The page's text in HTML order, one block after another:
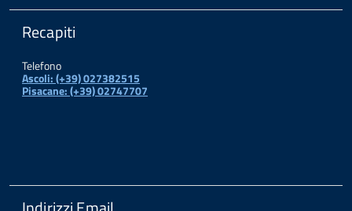
Recapiti
Telefono
Ascoli: (+39) 027382515
Pisacane: (+39) 02747707